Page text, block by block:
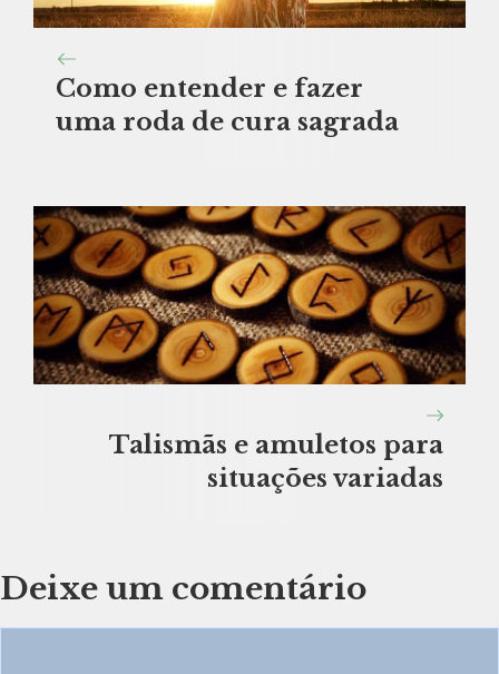
Como entender e fazer
uma roda de cura sagrada
Talismãs e amuletos para
situações variadas
Deixe um comentário